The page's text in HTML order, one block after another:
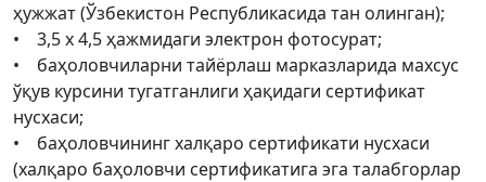
ҳужжат (Ўзбекистон Республикасида тан олинган);
• 3,5 х 4,5 ҳажмидаги электрон фотосурат;
• баҳоловчиларни тайёрлаш марказларида махсус
ўқув курсини тугатганлиги ҳақидаги сертификат
нусхаси;
• баҳоловчининг халқаро сертификати нусхаси
(халқаро баҳоловчи сертификатига эга талабгорлар